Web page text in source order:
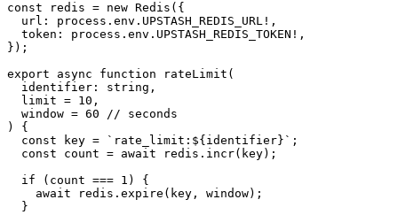
const redis = new Redis({
  url: process.env.UPSTASH_REDIS_URL!,
  token: process.env.UPSTASH_REDIS_TOKEN!,
});
export async function rateLimit(
  identifier: string,
  limit = 10,
  window = 60 // seconds
) {
  const key = `rate_limit:${identifier}`;
  const count = await redis.incr(key);
  if (count === 1) {
    await redis.expire(key, window);
  }